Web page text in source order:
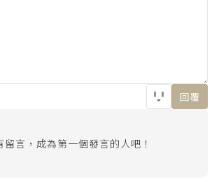
回覆
留言，成為第一個發言的人吧！